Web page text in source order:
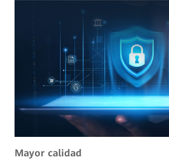
Mayor calidad